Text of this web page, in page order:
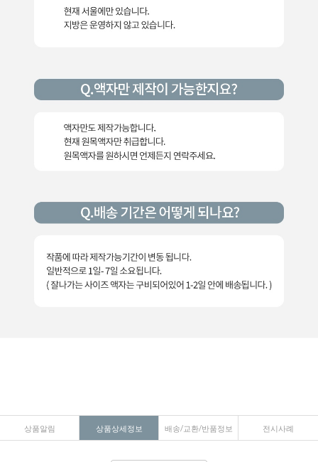
상품알림 상품상세정보 배송/교환/반품정보 전시사례